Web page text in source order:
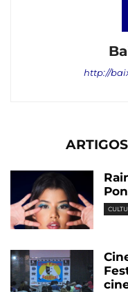
http://